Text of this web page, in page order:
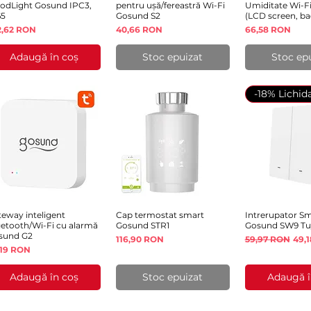
Gosund IPC3,
RON
Adaugă în coș
pentru ușă/fereastră Wi-Fi
Gosund S2
Preț
40,66 RON
Stoc epuizat
Umiditate Wi-
(LCD screen,
Preț
66,58 RON
Stoc
Afișare rapidă
inteligent
Wi-Fi cu alarmă
G2
RON
Adaugă în coș
Afișare rapidă
Cap termostat smart
Gosund STR1
Preț
116,90 RON
Stoc epuizat
Afișare
-18%
Intrerupator
Gosund SW9
Preț normal
59,97 RON
Adaugă